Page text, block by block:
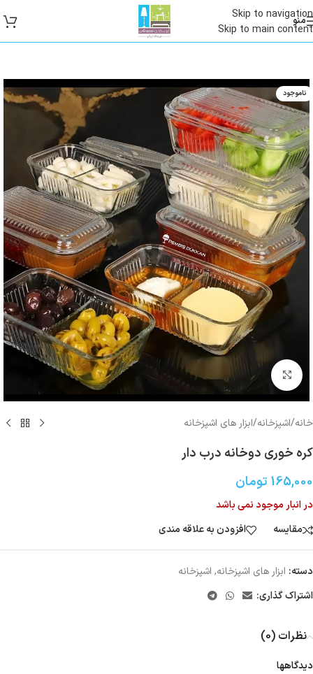
Skip to navigation
Skip to main content
منو
ناموجود
بزرگنمایی تصویر
خانه/اشپزخانه/ابزار های اشپزخانه
کره خوری دوخانه درب دار
165,000 تومان
در انبار موجود نمی باشد
مقایسه
افزودن به علاقه مندی
دسته: ابزار های اشپزخانه, اشپزخانه
اشتراک گذاری:
نظرات (0)
دیدگاهها